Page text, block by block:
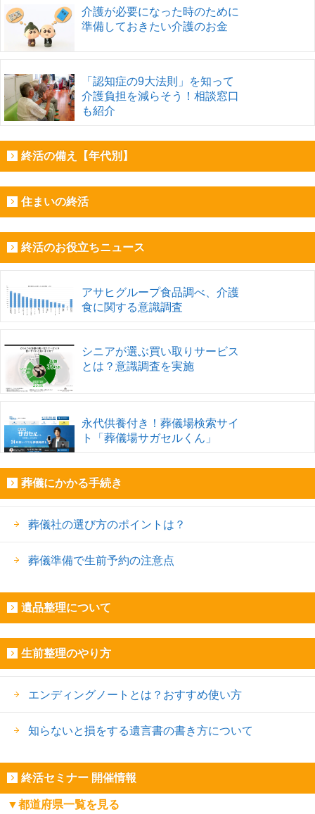
介護が必要になった時のために
準備しておきたい介護のお金
「認知症の9大法則」を知って
介護負担を減らそう！相談窓口
も紹介
終活の備え【年代別】
住まいの終活
終活のお役立ちニュース
アサヒグループ食品調べ、介護
食に関する意識調査
シニアが選ぶ買い取りサービス
とは？意識調査を実施
永代供養付き！葬儀場検索サイ
ト「葬儀場サガセルくん」
葬儀にかかる手続き
葬儀社の選び方のポイントは？
葬儀準備で生前予約の注意点
遺品整理について
生前整理のやり方
エンディングノートとは？おすすめ使い方
知らないと損をする遺言書の書き方について
終活セミナー 開催情報
▼都道府県一覧を見る